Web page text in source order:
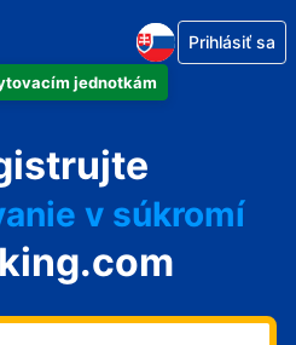
jednotkám
Prihlásiť sa
hotel
v súkromí
breakfast